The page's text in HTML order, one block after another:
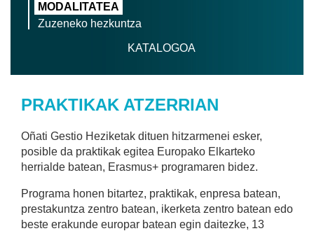
MODALITATEA
Zuzeneko hezkuntza
KATALOGOA
PRAKTIKAK ATZERRIAN
Oñati Gestio Heziketak dituen hitzarmenei esker,
posible da praktikak egitea Europako Elkarteko
herrialde batean, Erasmus+ programaren bidez.
Programa honen bitartez, praktikak, enpresa batean,
prestakuntza zentro batean, ikerketa zentro batean edo
beste erakunde europar batean egin daitezke, 13